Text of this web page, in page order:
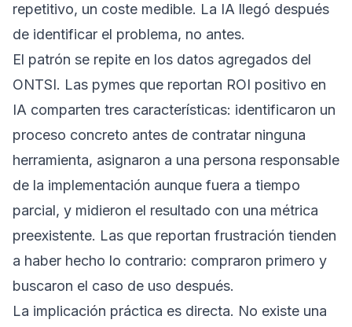
repetitivo, un coste medible. La IA llegó después
de identificar el problema, no antes.
El patrón se repite en los datos agregados del
ONTSI. Las pymes que reportan ROI positivo en
IA comparten tres características: identificaron un
proceso concreto antes de contratar ninguna
herramienta, asignaron a una persona responsable
de la implementación aunque fuera a tiempo
parcial, y midieron el resultado con una métrica
preexistente. Las que reportan frustración tienden
a haber hecho lo contrario: compraron primero y
buscaron el caso de uso después.
La implicación práctica es directa. No existe una